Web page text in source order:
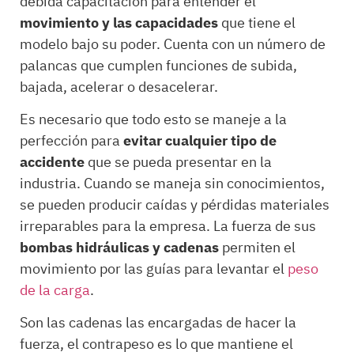
movimiento y las capacidadesque tiene el
modelo bajo su poder. Cuenta con un número de
palancas que cumplen funciones de subida,
bajada, acelerar o desacelerar.
Es necesario que todo esto se maneje a la
perfección paraevitar cualquier tipo de
accidenteque se pueda presentar en la
industria. Cuando se maneja sin conocimientos,
se pueden producir caídas y pérdidas materiales
irreparables para la empresa. La fuerza de sus
bombas hidráulicas y cadenaspermiten el
movimiento por las guías para levantar elpeso
de la carga.
Son las cadenas las encargadas de hacer la
fuerza, el contrapeso es lo que mantiene el